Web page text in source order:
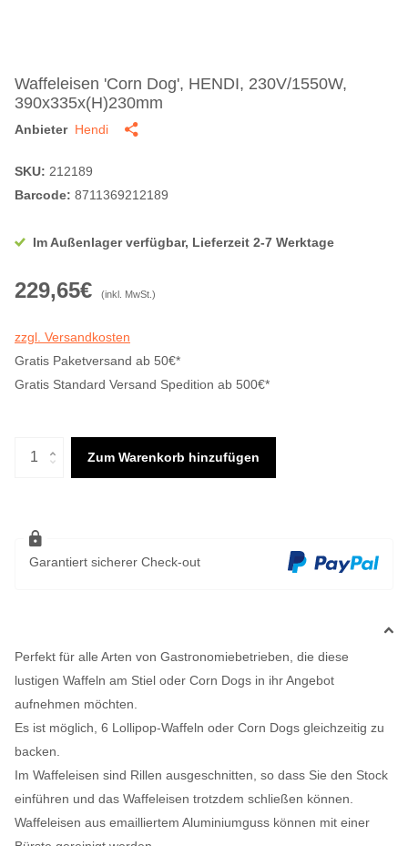
Waffeleisen 'Corn Dog', HENDI, 230V/1550W,
390x335x(H)230mm
Anbieter Hendi
SKU: 212189
Barcode: 8711369212189
Im Außenlager verfügbar, Lieferzeit 2-7 Werktage
229,65€ (inkl. MwSt.)
zzgl. Versandkosten
Gratis Paketversand ab 50€*
Gratis Standard Versand Spedition ab 500€*
Zum Warenkorb hinzufügen
Garantiert sicherer Check-out
Perfekt für alle Arten von Gastronomiebetrieben, die diese
lustigen Waffeln am Stiel oder Corn Dogs in ihr Angebot
aufnehmen möchten.
Es ist möglich, 6 Lollipop-Waffeln oder Corn Dogs gleichzeitig zu
backen.
Im Waffeleisen sind Rillen ausgeschnitten, so dass Sie den Stock
einführen und das Waffeleisen trotzdem schließen können.
Waffeleisen aus emailliertem Aluminiumguss können mit einer